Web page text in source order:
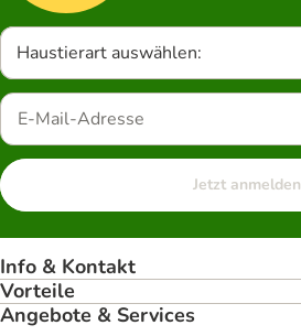
Haustierart auswählen:
Jetzt anmelden
Info & Kontakt
Vorteile
Angebote & Services